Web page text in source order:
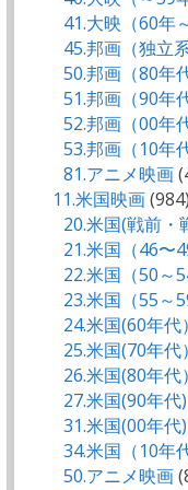
41.大映（60年
45.邦画（独立系
50.邦画（80年
51.邦画（90年
52.邦画（00年
53.邦画（10年
81.アニメ映画
11.米国映画(984)
20.米国(戦前・
21.米国（46〜
22.米国（50～
23.米国（55～
24.米国(60年代）
25.米国(70年代）
26.米国(80年代）
27.米国(90年代)
31.米国(00年代)
34.米国（10年
50.アニメ映画